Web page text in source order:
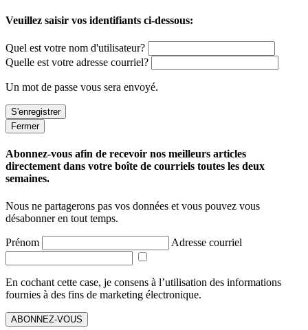
Veuillez saisir vos identifiants ci-dessous:
Quel est votre nom d'utilisateur?
Quelle est votre adresse courriel?
Un mot de passe vous sera envoyé.
Fermer
Abonnez-vous afin de recevoir nos meilleurs articles
directement dans votre boîte de courriels toutes les deux
semaines.
Nous ne partagerons pas vos données et vous pouvez vous
désabonner en tout temps.
Prénom Adresse courriel
En cochant cette case, je consens à l’utilisation des informations
fournies à des fins de marketing électronique.
ABONNEZ-VOUS